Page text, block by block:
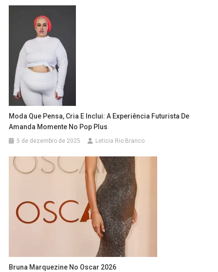
Moda Que Pensa, Cria E Inclui: A Experiência Futurista De
Amanda Momente No Pop Plus
5 de dezembro de 2025 Leticia Rio Branco
Bruna Marquezine No Oscar 2026